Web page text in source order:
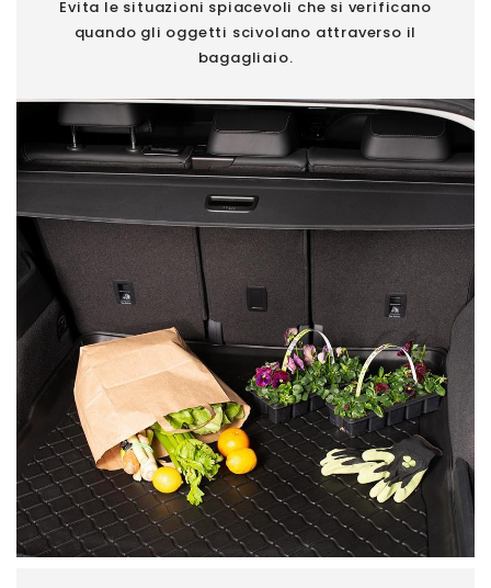
Evita le situazioni spiacevoli che si verificano
quando gli oggetti scivolano attraverso il
bagagliaio.